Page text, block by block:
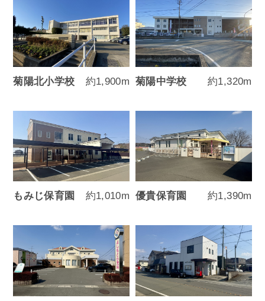
菊陽北小学校 約1,900m 菊陽中学校 約1,320m
もみじ保育園 約1,010m 優貴保育園 約1,390m